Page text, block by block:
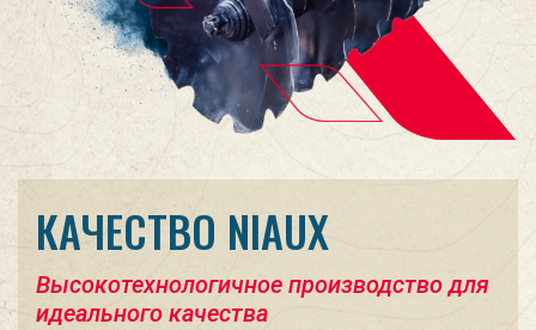
КАЧЕСТВО NIAUX
Высокотехнологичное производство для
идеального качества